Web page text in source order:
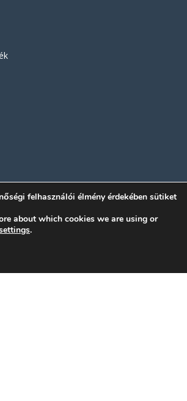
NINCS!
egyedi felmérés és személyes
felhasználói élmény érdekében sütiket
about which cookies we are using or
.
Hívjon minket, vagy
KÉRJEN AJÁNLATOT!